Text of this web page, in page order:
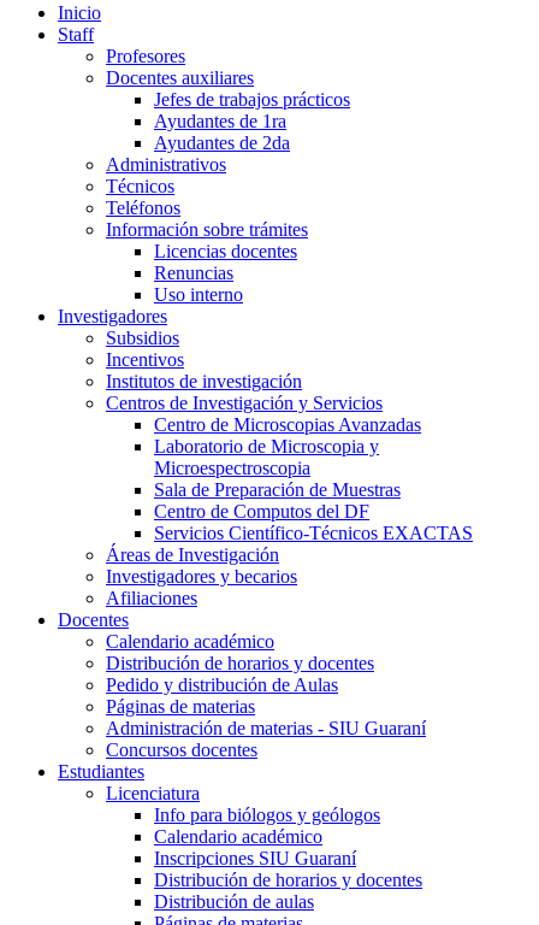
Inicio
Staff
Profesores
Docentes auxiliares
Jefes de trabajos prácticos
Ayudantes de 1ra
Ayudantes de 2da
Administrativos
Técnicos
Teléfonos
Información sobre trámites
Licencias docentes
Renuncias
Uso interno
Investigadores
Subsidios
Incentivos
Institutos de investigación
Centros de Investigación y Servicios
Centro de Microscopias Avanzadas
Laboratorio de Microscopia y
Microespectroscopia
Sala de Preparación de Muestras
Centro de Computos del DF
Servicios Científico-Técnicos EXACTAS
Áreas de Investigación
Investigadores y becarios
Afiliaciones
Docentes
Calendario académico
Distribución de horarios y docentes
Pedido y distribución de Aulas
Páginas de materias
Administración de materias - SIU Guaraní
Concursos docentes
Estudiantes
Licenciatura
Info para biólogos y geólogos
Calendario académico
Inscripciones SIU Guaraní
Distribución de horarios y docentes
Distribución de aulas